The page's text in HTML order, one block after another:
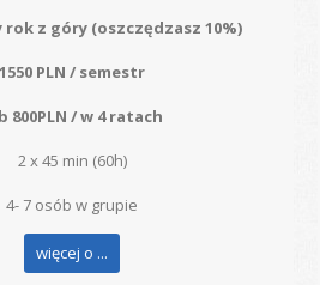
rok z góry (oszczędzasz 10%)
1550 PLN / semestr
800PLN / w 4 ratach
2 x 45 min (60h)
4- 7 osób w grupie
więcej o ...